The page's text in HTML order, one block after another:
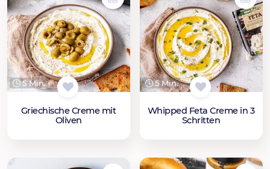
5 Min.
Griechische Creme mit
Oliven
5 Min.
Whipped Feta Creme in 3
Schritten